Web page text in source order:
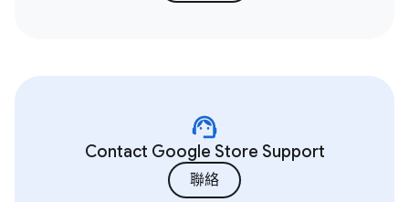
Contact Google Store Support
聯絡